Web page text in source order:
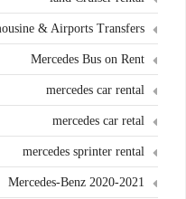
& Airports Transfers
Mercedes Bus on Rent
mercedes car rental
mercedes car retal
mercedes sprinter rental
Mercedes-Benz 2020-2021